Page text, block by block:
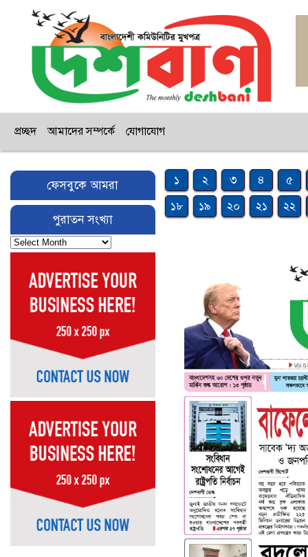
প্রচ্ছদ আমাদের সম্পর্কে যোগাযোগ
ফেসবুকে আমরা
পুরাতন সংখ্যা
পুরাতন
সংখ্যা
১ ২ ৩ ৪
৫
১৮
১৯ ২০ ২১ ২২